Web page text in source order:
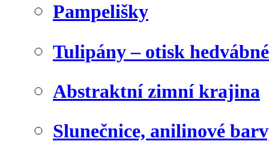
Pampelišky
Tulipány – otisk
Abstraktní zimní krajina
Slunečnice, anilinové